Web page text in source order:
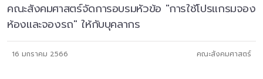
คณะสังคมศาสตร์จัดการอบรมหัวข้อ "การใช้โปรแกรมจอง
ห้องและจองรถ" ให้กับบุคลากร
16 มกราคม 2566 คณะสังคมศาสตร์